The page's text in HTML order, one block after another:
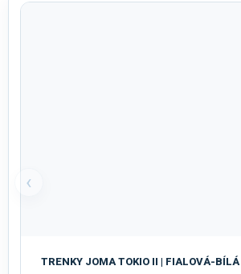
‹
TRENKY JOMA TOKIO II | FIALOVÁ-BÍLÁ